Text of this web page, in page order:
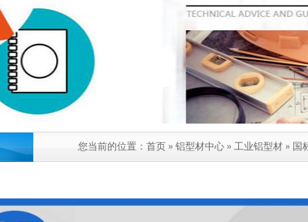
您当前的位置： 首页 » 铝型材中心 » 工业铝型材 » 国